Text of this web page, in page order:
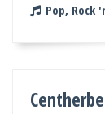
Pop, Rock
Centherbe